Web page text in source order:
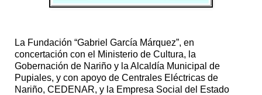
La Fundación “Gabriel García Márquez”, en
concertación con el Ministerio de Cultura, la
Gobernación de Nariño y la Alcaldía Municipal de
Pupiales, y con apoyo de Centrales Eléctricas de
Nariño, CEDENAR, y la Empresa Social del Estado